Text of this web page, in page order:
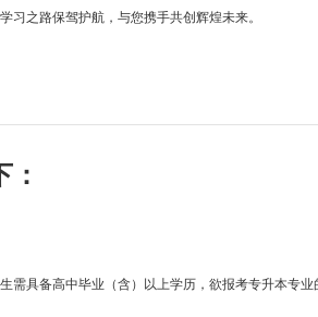
习之路保驾护航，与您携手共创辉煌未来。
备高中毕业（含）以上学历，欲报考专升本专业